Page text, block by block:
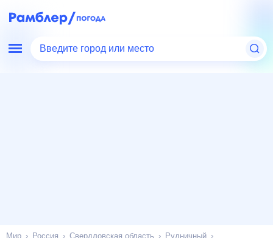
Введите город или место
Мир Россия Свердловская область
Рудничный